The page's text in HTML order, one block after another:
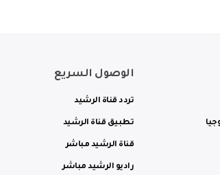
الوصول السريع
تردد قناة الرشيد
تطبيق قناة الرشيد
قناة الرشيد مباشر
راديو الرشيد مباشر